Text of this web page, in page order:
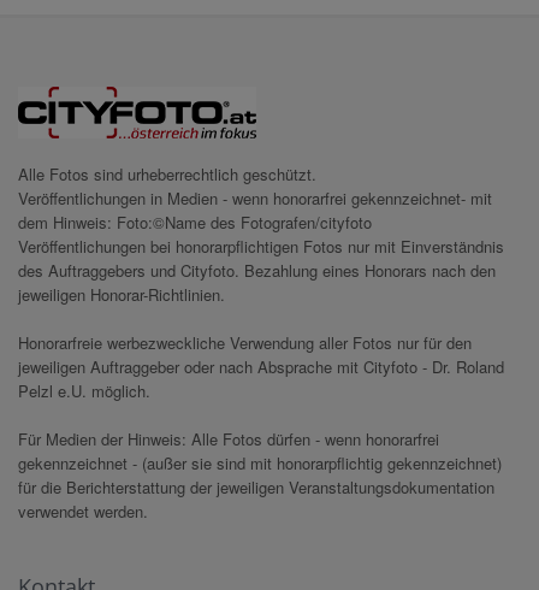
Alle Fotos sind urheberrechtlich geschützt.
Veröffentlichungen in Medien - wenn honorarfrei gekennzeichnet- mit
dem Hinweis: Foto:©Name des Fotografen/cityfoto
Veröffentlichungen bei honorarpflichtigen Fotos nur mit Einverständnis
des Auftraggebers und Cityfoto. Bezahlung eines Honorars nach den
jeweiligen Honorar-Richtlinien.
Honorarfreie werbezweckliche Verwendung aller Fotos nur für den
jeweiligen Auftraggeber oder nach Absprache mit Cityfoto - Dr. Roland
Pelzl e.U. möglich.
Für Medien der Hinweis: Alle Fotos dürfen - wenn honorarfrei
gekennzeichnet - (außer sie sind mit honorarpflichtig gekennzeichnet)
für die Berichterstattung der jeweiligen Veranstaltungsdokumentation
verwendet werden.